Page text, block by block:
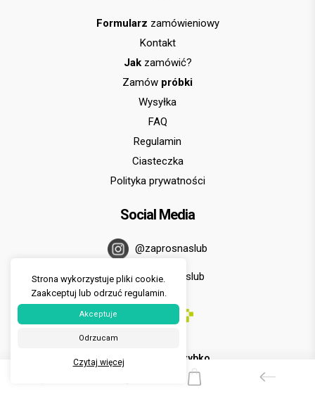
Formularz zamówieniowy
Kontakt
Jakzamówić?
Zamów próbki
Wysyłka
FAQ
Regulamin
Ciasteczka
Polityka prywatności
Social Media
@zaprosnaslub
/zaprosnaslub
U nas zapłacisz
szybko
za pomocą PayU
Strona wykorzystuje pliki cookie.
Zaakceptuj lub odrzuć regulamin.
Akceptuje
Odrzucam
Czytaj więcej